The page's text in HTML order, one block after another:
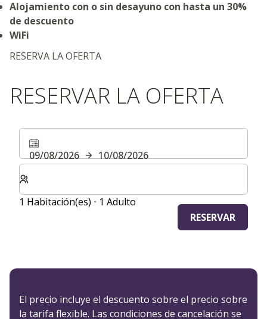
Alojamiento con o sin desayuno con hasta un 30%
de descuento
WiFi
RESERVA LA OFERTA
RESERVAR LA OFERTA
09/08/2026
10/08/2026
Seleccione el número de habitaciones y huéspedes
1 Habitación(es) ⋅ 1 Adulto
RESERVAR
El precio incluye el descuento sobre el precio sobre
la tarifa flexible. Las condiciones de cancelación se